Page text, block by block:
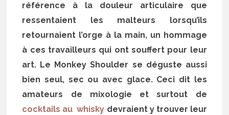
référence à la douleur articulaire que
ressentaient les malteurs lorsqu’ils
retournaient l’orge à la main, un hommage
à ces travailleurs qui ont souffert pour leur
art. Le Monkey Shoulder se déguste aussi
bien seul, sec ou avec glace. Ceci dit les
amateurs de mixologie et surtout de
cocktails au whisky devraient y trouver leur